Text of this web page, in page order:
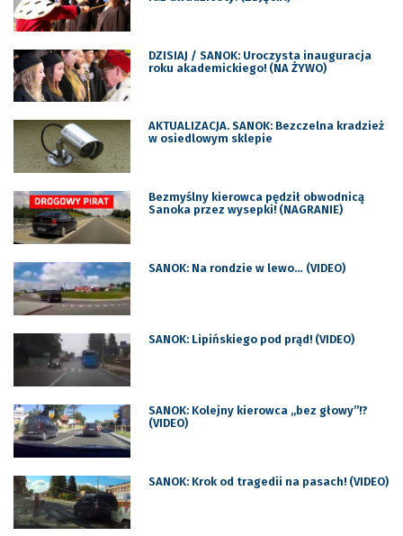
DZISIAJ / SANOK: Uroczysta inauguracja
roku akademickiego! (NA ŻYWO)
AKTUALIZACJA. SANOK: Bezczelna kradzież
w osiedlowym sklepie
Bezmyślny kierowca pędził obwodnicą
Sanoka przez wysepki! (NAGRANIE)
SANOK: Na rondzie w lewo… (VIDEO)
SANOK: Lipińskiego pod prąd! (VIDEO)
SANOK: Kolejny kierowca „bez głowy”!?
(VIDEO)
SANOK: Krok od tragedii na pasach! (VIDEO)